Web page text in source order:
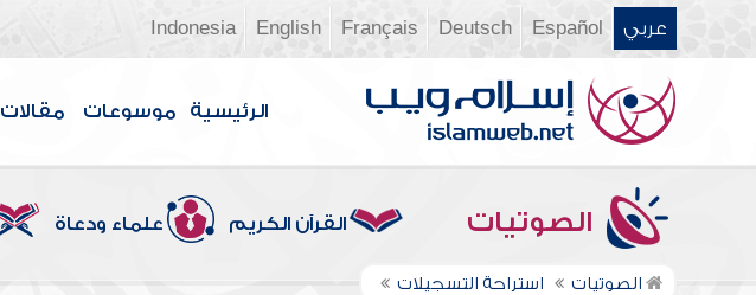
عربي Español
Deutsch
Français
English
Indonesia
الرئيسية موسوعات مقالات
الصوتيات القرآن الكريم علماء ودعاة
الصوتيات استراحة التسجيلات